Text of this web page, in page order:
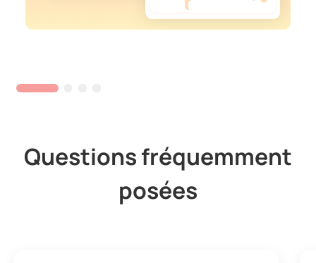
Questions fréquemment
posées